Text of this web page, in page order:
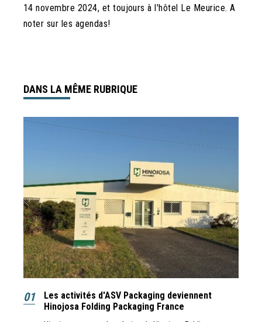
14 novembre 2024, et toujours à l'hôtel Le Meurice. A
noter sur les agendas!
DANS LA MÊME RUBRIQUE
01
Les activités d'ASV Packaging deviennent
Hinojosa Folding Packaging France